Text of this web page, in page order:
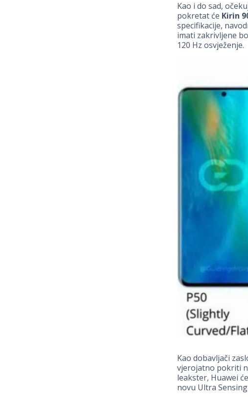
Kao i do sad,
pokretat će Kirin
specifikacije,
imati zakrivljene
120 Hz osvježenje.
Kao dobavljači
vjerojatno pokriti
leakster, Huawei
novu Ultra